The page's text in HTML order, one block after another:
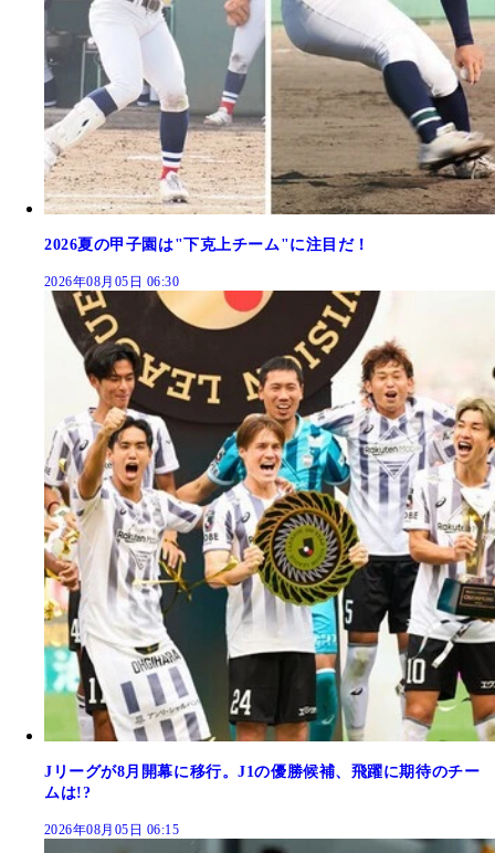
2026夏の甲子園は"下克上チーム"に注目だ！
2026年08月05日 06:30
Jリーグが8月開幕に移行。J1の優勝候補、飛躍に期待のチー
ムは!?
2026年08月05日 06:15